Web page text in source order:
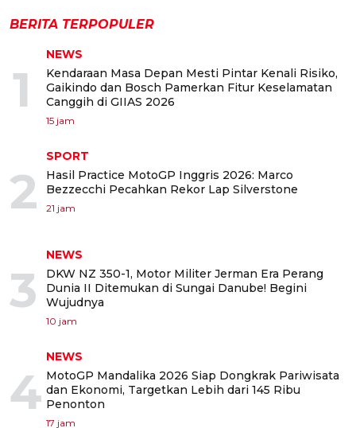
BERITA TERPOPULER
1
NEWS
Kendaraan Masa Depan Mesti Pintar Kenali Risiko,
Gaikindo dan Bosch Pamerkan Fitur Keselamatan
Canggih di GIIAS 2026
15 jam
2
SPORT
Hasil Practice MotoGP Inggris 2026: Marco
Bezzecchi Pecahkan Rekor Lap Silverstone
21 jam
3
NEWS
DKW NZ 350-1, Motor Militer Jerman Era Perang
Dunia II Ditemukan di Sungai Danube! Begini
Wujudnya
10 jam
4
NEWS
MotoGP Mandalika 2026 Siap Dongkrak Pariwisata
dan Ekonomi, Targetkan Lebih dari 145 Ribu
Penonton
17 jam